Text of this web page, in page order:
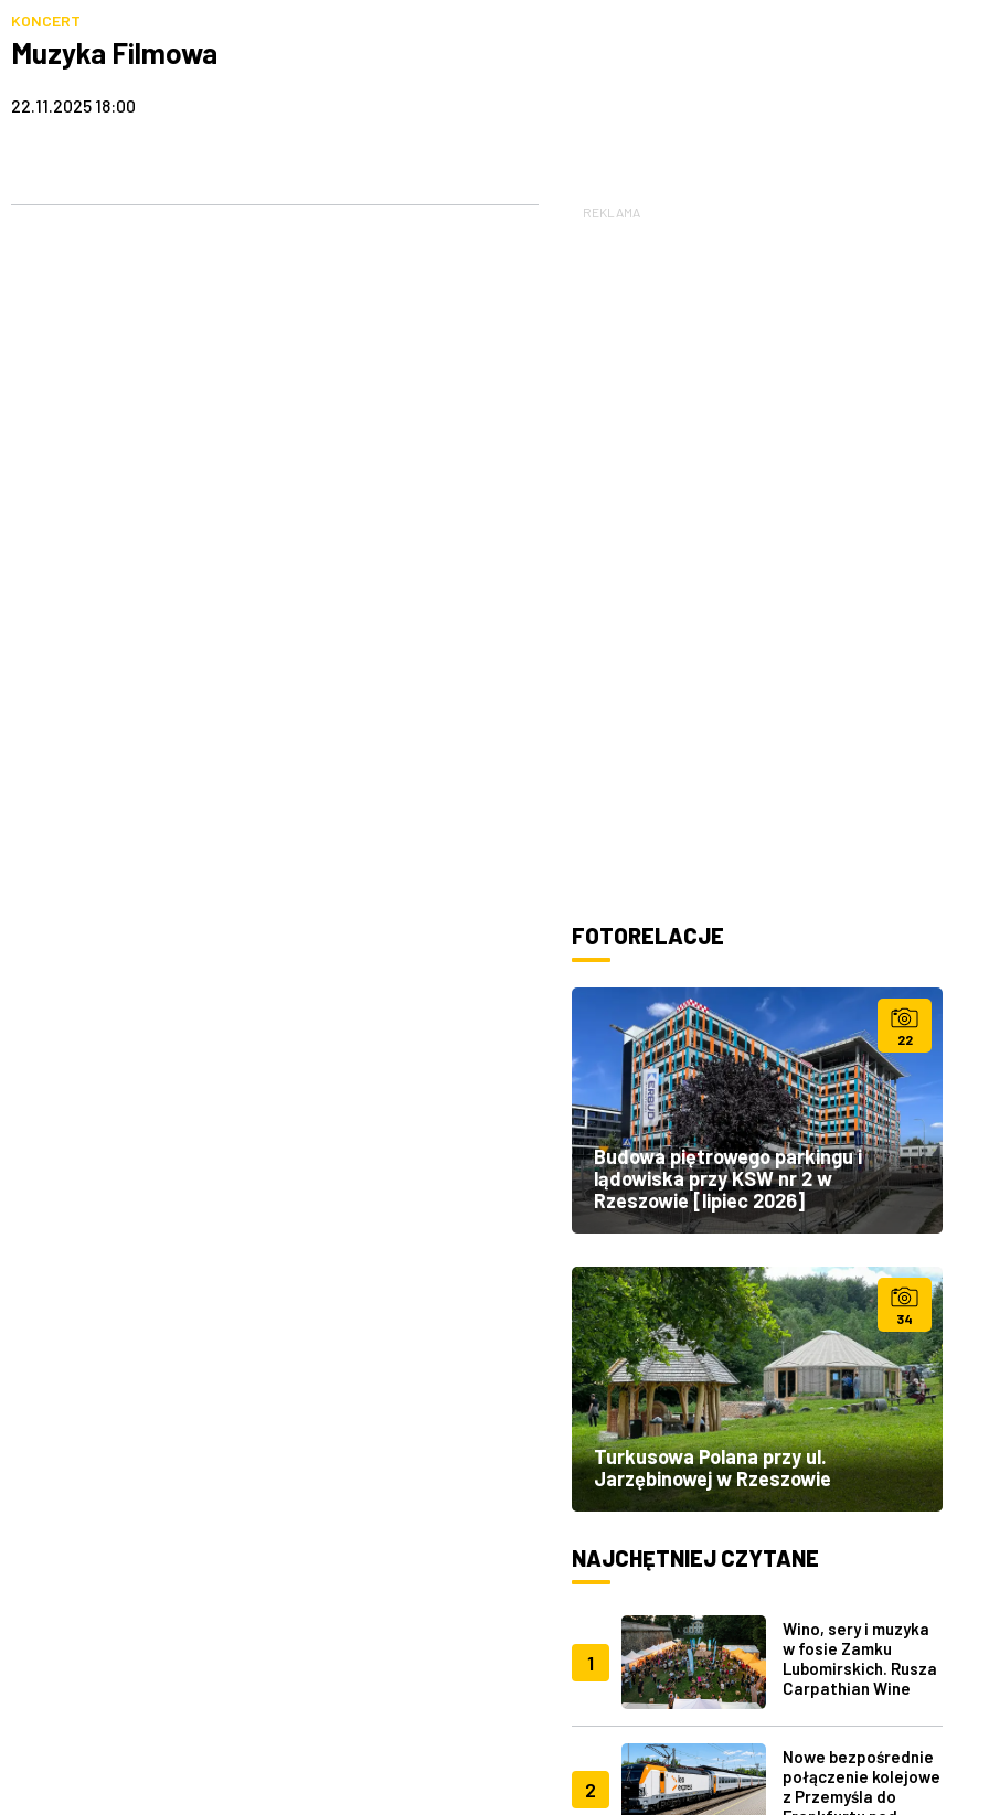
KONCERT
Muzyka Filmowa
22.11.2025 18:00
REKLAMA
FOTORELACJE
22
Budowa piętrowego parkingu i
lądowiska przy KSW nr 2 w
Rzeszowie [lipiec 2026]
34
Turkusowa Polana przy ul.
Jarzębinowej w Rzeszowie
NAJCHĘTNIEJ CZYTANE
1
Wino, sery i muzyka
w fosie Zamku
Lubomirskich. Rusza
Carpathian Wine
2
Nowe bezpośrednie
połączenie kolejowe
z Przemyśla do